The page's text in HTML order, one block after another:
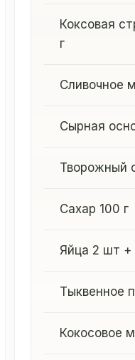
Коксовая
г
Сливочное
Сырная
Творожный
Сахар 100 г
Яйца 2 шт +
Тыквенное
Кокосовое